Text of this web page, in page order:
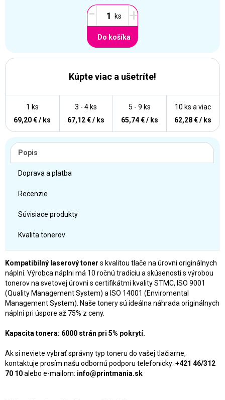
- +
Do košíka
Kúpte viac a ušetríte!
10 ks a viac
62,28 € / ks
5 - 9 ks
65,74 € / ks
3 - 4 ks
67,12 € / ks
1 ks
69,20 € / ks
Popis
Doprava a platba
Recenzie
Súvisiace produkty
Kvalita tonerov
Kompatibilný laserový toner s kvalitou tlače na úrovni originálnych
náplní. Výrobca náplni má 10 ročnú tradíciu a skúsenosti s výrobou
tonerov na svetovej úrovni s certifikátmi kvality STMC, ISO 9001
(Quality Management System) a ISO 14001 (Enviromental
Management System). Naše tonery sú ideálna náhrada originálnych
náplni pri úspore až 75% z ceny.
Kapacita tonera: 6000 strán pri 5% pokrytí.
Ak si neviete vybrať správny typ toneru do vašej tlačiarne,
kontaktuje prosím našu odbornú podporu telefonicky: +421 46/312
70 10alebo e-mailom: info@printmania.sk